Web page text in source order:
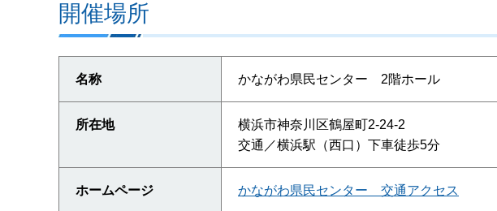
開催場所
名称 かながわ県民センター 2階ホール
所在地
横浜市神奈川区鶴屋町2-24-2
交通／横浜駅（西口）下車徒歩5分
ホームページ かながわ県民センター 交通アクセス